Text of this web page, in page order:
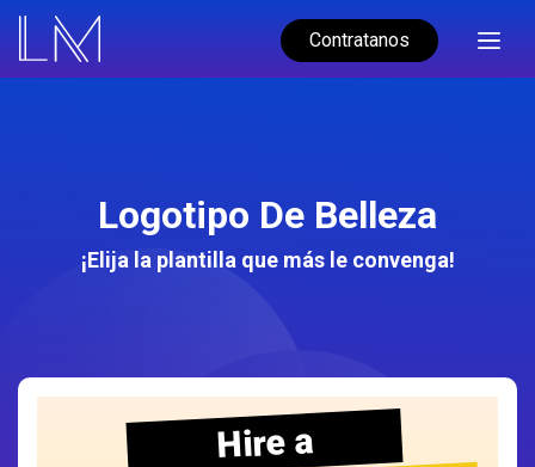
Contratanos
Logotipo De Belleza
¡Elija la plantilla que más le convenga!
Hire a